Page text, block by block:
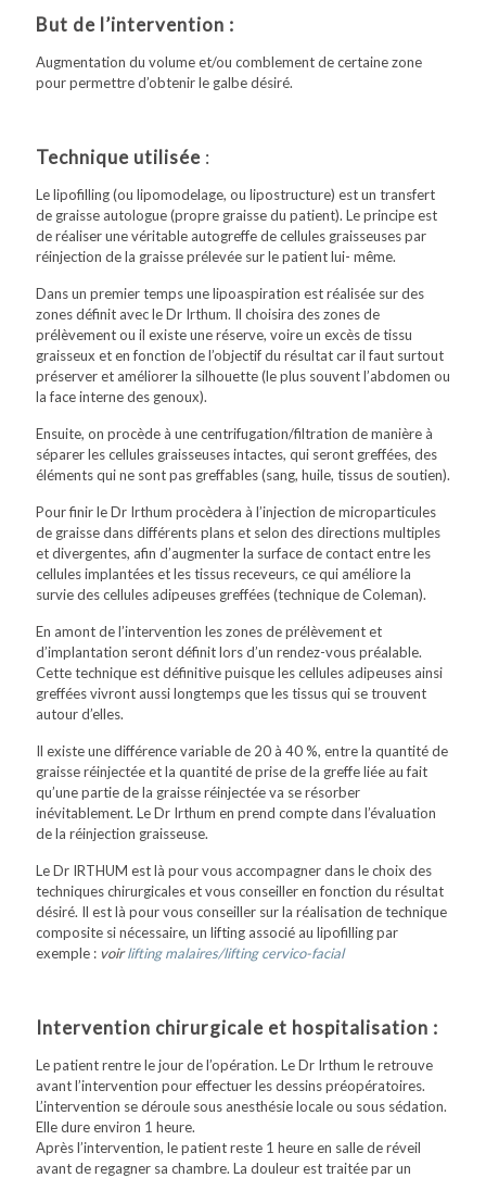
But de l’intervention :
Augmentation du volume et/ou comblement de certaine zone
pour permettre d’obtenir le galbe désiré.
Technique utilisée :
Le lipofilling (ou lipomodelage, ou lipostructure) est un transfert
de graisse autologue (propre graisse du patient). Le principe est
de réaliser une véritable autogreffe de cellules graisseuses par
réinjection de la graisse prélevée sur le patient lui- même.
Dans un premier temps une lipoaspiration est réalisée sur des
zones définit avec le Dr Irthum. Il choisira des zones de
prélèvement ou il existe une réserve, voire un excès de tissu
graisseux et en fonction de l’objectif du résultat car il faut surtout
préserver et améliorer la silhouette (le plus souvent l’abdomen ou
la face interne des genoux).
Ensuite, on procède à une centrifugation/filtration de manière à
séparer les cellules graisseuses intactes, qui seront greffées, des
éléments qui ne sont pas greffables (sang, huile, tissus de soutien).
Pour finir le Dr Irthum procèdera à l’injection de microparticules
de graisse dans différents plans et selon des directions multiples
et divergentes, afin d’augmenter la surface de contact entre les
cellules implantées et les tissus receveurs, ce qui améliore la
survie des cellules adipeuses greffées (technique de Coleman).
En amont de l’intervention les zones de prélèvement et
d’implantation seront définit lors d’un rendez-vous préalable.
Cette technique est définitive puisque les cellules adipeuses ainsi
greffées vivront aussi longtemps que les tissus qui se trouvent
autour d’elles.
Il existe une différence variable de 20 à 40 %, entre la quantité de
graisse réinjectée et la quantité de prise de la greffe liée au fait
qu’une partie de la graisse réinjectée va se résorber
inévitablement. Le Dr Irthum en prend compte dans l’évaluation
de la réinjection graisseuse.
Le Dr IRTHUM est là pour vous accompagner dans le choix des
techniques chirurgicales et vous conseiller en fonction du résultat
désiré. Il est là pour vous conseiller sur la réalisation de technique
composite si nécessaire, un lifting associé au lipofilling par
exemple : voirlifting malaires/lifting cervico-facial
Intervention chirurgicale et hospitalisation :
Le patient rentre le jour de l’opération. Le Dr Irthum le retrouve
avant l’intervention pour effectuer les dessins préopératoires.
L’intervention se déroule sous anesthésie locale ou sous sédation.
Elle dure environ 1 heure.
Après l’intervention, le patient reste 1 heure en salle de réveil
avant de regagner sa chambre. La douleur est traitée par un